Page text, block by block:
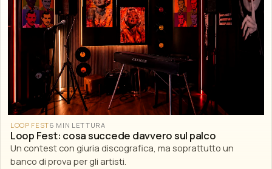
LOOP FEST6 MIN LETTURA
Loop Fest: cosa succede davvero sul palco
Un contest con giuria discografica, ma soprattutto un
banco di prova per gli artisti.